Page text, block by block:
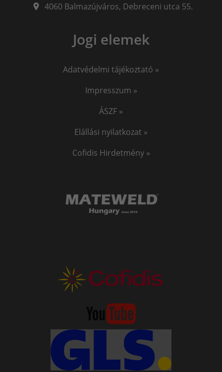
4060 Balmazújváros, Debreceni utca 55.
Jogi elemek
Adatvédelmi tájékoztató »
Impresszum »
ÁSZF »
Elállási nyilatkozat »
Cofidis Hirdetmény »